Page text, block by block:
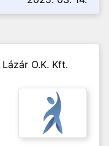
Lázár O.K. Kft.